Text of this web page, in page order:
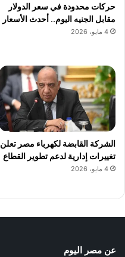
حركات محدودة في سعر الدولار
مقابل الجنيه اليوم.. أحدث الأسعار
4 مايو، 2026
الشركة القابضة لكهرباء مصر تعلن
تغييرات إدارية لدعم تطوير القطاع
4 مايو، 2026
عن مصر اليوم